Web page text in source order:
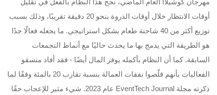
أوقات الانتظار خلال أوقات الذروة بنحو 20 دقيقة تقريبًا، وذلك بسبب
توزيع أكثر من 40 شاحنة طعام بشكل استراتيجي. ما يجعله فعالًا جدًا
هو الطريقة التي يدمج بها ما يحدث حاليًا مع أنماط التجمعات
السابقة. كما أن النظام بأكمله يوفر المال أيضًا - فقد أفاد منسقو
الفعاليات بأنهم قلّصوا نفقات العمالة بنسبة تقارب 20 بالمئة وفقًا لما
ذكرته مجلة EventTech Journal عام 2023. شيء مثير للإعجاب حقًا